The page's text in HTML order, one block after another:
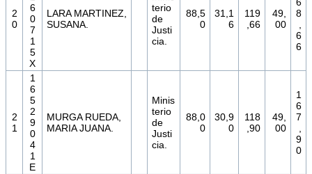
2
0
6
0
7
1
5
X
LARA MARTINEZ,
SUSANA.
terio
de
Justi
cia.
88,5
0
31,1
6
119
,66
49,
00
8
6
6
2
1
1
6
5
2
9
0
4
1
E
MURGA RUEDA,
MARIA JUANA.
Minis
terio
de
Justi
cia.
88,0
0
30,9
0
118
,90
49,
00
1
6
7
9
0